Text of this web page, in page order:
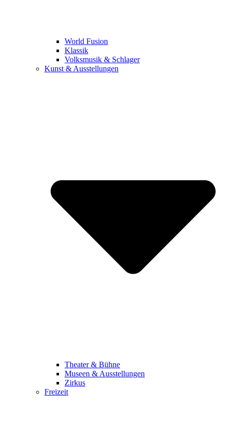
World Fusion
Klassik
Volksmusik & Schlager
Kunst & Ausstellungen
Theater & Bühne
Museen & Ausstellungen
Zirkus
Freizeit